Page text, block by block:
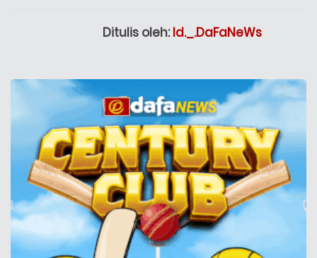
Ditulis oleh:Id._.DaFaNeWs